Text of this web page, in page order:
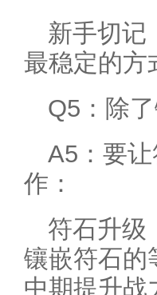
新手切记
最稳定的方
Q5：除
A5：要
作：
符石升级
镶嵌符石的
中期提升战